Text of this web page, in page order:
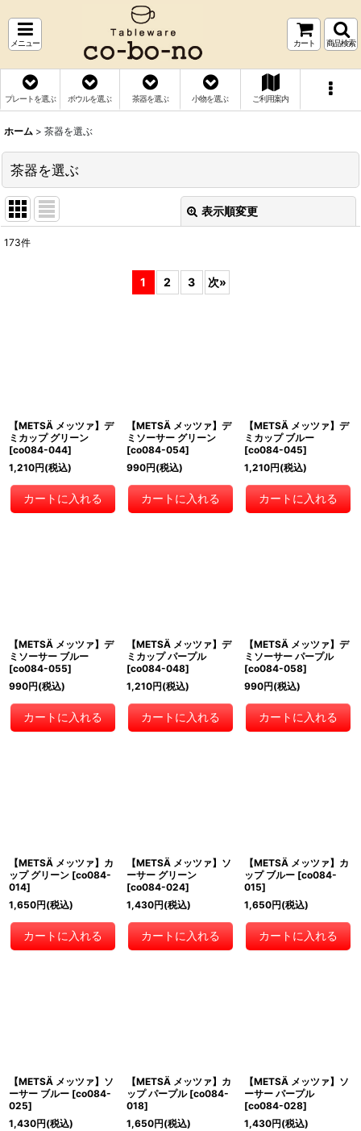
メニュー カート 商品検索
プレートを選ぶ ボウルを選ぶ 茶器を選ぶ 小物を選ぶ ご利用案内
ホーム > 茶器を選ぶ
茶器を選ぶ
表示順変更
173件
1 2 3 次»
【METSÄ メッツァ】デ
ミカップ グリーン
[co084-044]
1,210円(税込)
カートに入れる
【METSÄ メッツァ】デ
ミソーサー グリーン
[co084-054]
990円(税込)
カートに入れる
【METSÄ メッツァ】デ
ミカップ ブルー
[co084-045]
1,210円(税込)
カートに入れる
【METSÄ メッツァ】デ
ミソーサー ブルー
[co084-055]
990円(税込)
カートに入れる
【METSÄ メッツァ】デ
ミカップ パープル
[co084-048]
1,210円(税込)
カートに入れる
【METSÄ メッツァ】デ
ミソーサー パープル
[co084-058]
990円(税込)
カートに入れる
【METSÄ メッツァ】カ
ップ グリーン [co084-
014]
1,650円(税込)
カートに入れる
【METSÄ メッツァ】ソ
ーサー グリーン
[co084-024]
1,430円(税込)
カートに入れる
【METSÄ メッツァ】カ
ップ ブルー [co084-
015]
1,650円(税込)
カートに入れる
【METSÄ メッツァ】ソ
ーサー ブルー [co084-
025]
1,430円(税込)
【METSÄ メッツァ】カ
ップ パープル [co084-
018]
1,650円(税込)
【METSÄ メッツァ】ソ
ーサー パープル
[co084-028]
1,430円(税込)